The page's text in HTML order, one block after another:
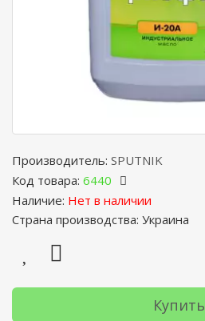
Производитель: SPUTNIK
Код товара: 6440
Наличие: Нет в наличии
Страна производства: Украина
Купить